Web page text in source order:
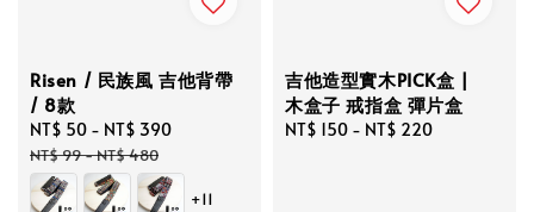
Risen / 民族風 吉他背帶
/ 8款
Sale
price
NT$ 50 - NT$ 390
NT$ 99-NT$ 480
+11
吉他造型實木PICK盒 |
木盒子 戒指盒 彈片盒
Regular
NT$ 150 - NT$ 220